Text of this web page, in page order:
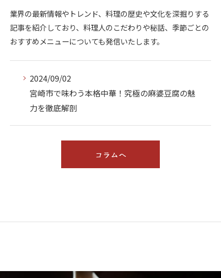
業界の最新情報やトレンド、料理の歴史や文化を深掘りする
記事を紹介しており、料理人のこだわりや秘話、季節ごとの
おすすめメニューについても発信いたします。
2024/09/02
宮崎市で味わう本格中華！究極の麻婆豆腐の魅
力を徹底解剖
コラムへ